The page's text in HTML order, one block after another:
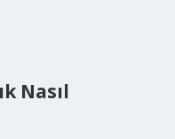
Nasıl